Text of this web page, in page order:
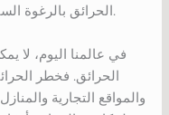
الحرائق بالرغوة السائلة على إخماد اللهب مع تبريد المنطقة.
في عالمنا اليوم، لا
الحرائق. فخطر
والمواقع التجارية